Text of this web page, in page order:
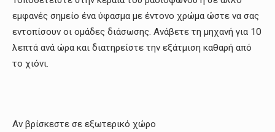
εμφανές σημείο ένα ύφασμα με έντονο χρώμα ώστε να σας
εντοπίσουν οι ομάδες διάσωσης. Ανάβετε τη μηχανή για 10
λεπτά ανά ώρα και διατηρείστε την εξάτμιση καθαρή από
το χιόνι.
Αν βρίσκεστε σε εξωτερικό χώρο